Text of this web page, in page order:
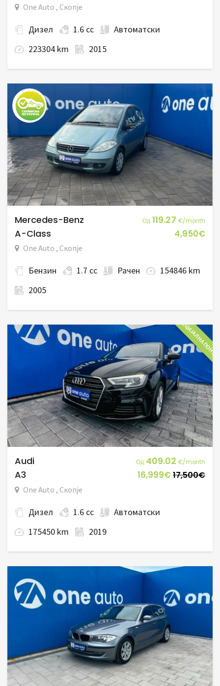
One Auto , Скопје
Дизел 1.6 cc
Автоматски
223304 km
2015
Mercedes-Benz Од 119.27 €/month
A-Class 4,950€
One Auto , Скопје
Бензин 1.7 cc Рачен
154846 km
2005
СПЕЦИЈАЛНА
Audi Од 409.02 €/month
A3 16,999€17,500€
One Auto , Скопје
Дизел 1.6 cc
Автоматски
175450 km
2019